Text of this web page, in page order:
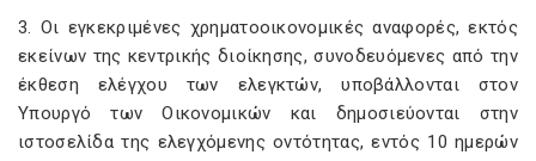
3. Οι εγκεκριμένες χρηματοοικονομικές αναφορές, εκτός
εκείνων της κεντρικής διοίκησης, συνοδευόμενες από την
έκθεση ελέγχου των ελεγκτών, υποβάλλονται στον
Υπουργό των Οικονομικών και δημοσιεύονται στην
ιστοσελίδα της ελεγχόμενης οντότητας, εντός 10 ημερών